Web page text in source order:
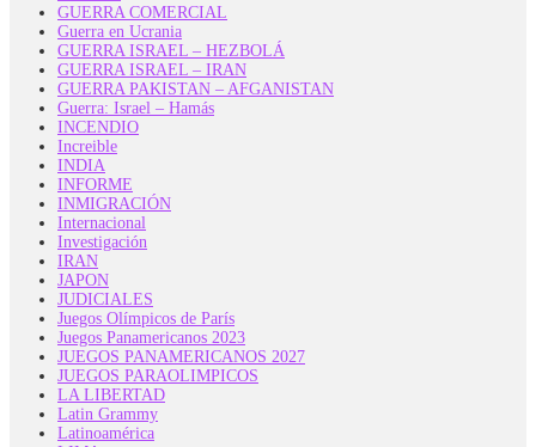
GUERRA COMERCIAL
Guerra en Ucrania
GUERRA ISRAEL – HEZBOLÁ
GUERRA ISRAEL – IRAN
GUERRA PAKISTAN – AFGANISTAN
Guerra: Israel – Hamás
INCENDIO
Increible
INDIA
INFORME
INMIGRACIÓN
Internacional
Investigación
IRAN
JAPON
JUDICIALES
Juegos Olímpicos de París
Juegos Panamericanos 2023
JUEGOS PANAMERICANOS 2027
JUEGOS PARAOLIMPICOS
LA LIBERTAD
Latin Grammy
Latinoamérica